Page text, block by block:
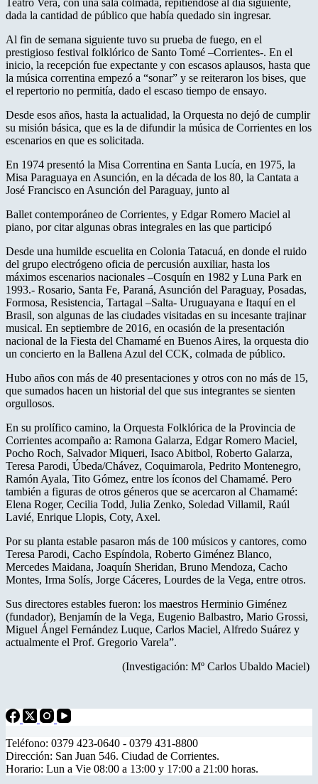
Teatro Vera, con una sala colmada, repitiéndose al día siguiente,
dada la cantidad de público que había quedado sin ingresar.
Al fin de semana siguiente tuvo su prueba de fuego, en el
prestigioso festival folklórico de Santo Tomé –Corrientes-. En el
inicio, la recepción fue expectante y con escasos aplausos, hasta que
la música correntina empezó a “sonar” y se reiteraron los bises, que
el repertorio no permitía, dado el escaso tiempo de ensayo.
Desde esos años, hasta la actualidad, la Orquesta no dejó de cumplir
su misión básica, que es la de difundir la música de Corrientes en los
escenarios en que es solicitada.
En 1974 presentó la Misa Correntina en Santa Lucía, en 1975, la
Misa Paraguaya en Asunción, en la década de los 80, la Cantata a
José Francisco en Asunción del Paraguay, junto al
Ballet contemporáneo de Corrientes, y Edgar Romero Maciel al
piano, por citar algunas obras integrales en las que participó
Desde una humilde escuelita en Colonia Tatacuá, en donde el ruido
del grupo electrógeno oficia de percusión auxiliar, hasta los
máximos escenarios nacionales –Cosquín en 1982 y Luna Park en
1993.- Rosario, Santa Fe, Paraná, Asunción del Paraguay, Posadas,
Formosa, Resistencia, Tartagal –Salta- Uruguayana e Itaquí en el
Brasil, son algunas de las ciudades visitadas en su incesante trajinar
musical. En septiembre de 2016, en ocasión de la presentación
nacional de la Fiesta del Chamamé en Buenos Aires, la orquesta dio
un concierto en la Ballena Azul del CCK, colmada de público.
Hubo años con más de 40 presentaciones y otros con no más de 15,
que sumados hacen un historial del que sus integrantes se sienten
orgullosos.
En su prolífico camino, la Orquesta Folklórica de la Provincia de
Corrientes acompaño a: Ramona Galarza, Edgar Romero Maciel,
Pocho Roch, Salvador Miqueri, Isaco Abitbol, Roberto Galarza,
Teresa Parodi, Úbeda/Chávez, Coquimarola, Pedrito Montenegro,
Ramón Ayala, Tito Gómez, entre los íconos del Chamamé. Pero
también a figuras de otros géneros que se acercaron al Chamamé:
Elena Roger, Cecilia Todd, Julia Zenko, Soledad Villamil, Raúl
Lavié, Enrique Llopis, Coty, Axel.
Por su planta estable pasaron más de 100 músicos y cantores, como
Teresa Parodi, Cacho Espíndola, Roberto Giménez Blanco,
Mercedes Maidana, Joaquín Sheridan, Bruno Mendoza, Cacho
Montes, Irma Solís, Jorge Cáceres, Lourdes de la Vega, entre otros.
Sus directores estables fueron: los maestros Herminio Giménez
(fundador), Benjamín de la Vega, Eugenio Balbastro, Mario Grossi,
Miguel Ángel Fernández Luque, Carlos Maciel, Alfredo Suárez y
actualmente el Prof. Gregorio Varela”.
(Investigación: Mº Carlos Ubaldo Maciel)
Teléfono: 0379 423-0640 - 0379 431-8800
Dirección: San Juan 546. Ciudad de Corrientes.
Horario: Lun a Vie 08:00 a 13:00 y 17:00 a 21:00 horas.